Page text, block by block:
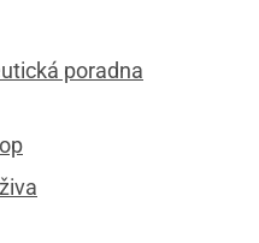
poradna